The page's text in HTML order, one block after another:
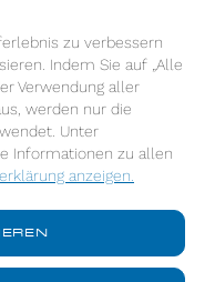
zu verbessern
Indem Sie auf „Alle
Verwendung aller
werden nur die
Unter
Informationen zu allen
anzeigen.